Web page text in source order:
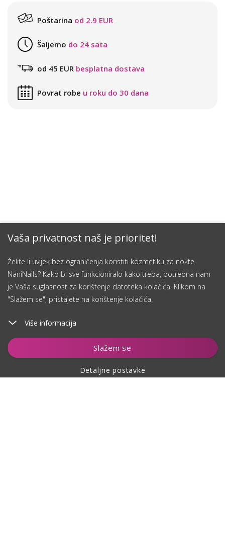
Vaša privatnost naš je prioritet!
Želite li uvijek bez ograničenja koristiti kozmetiku za nokte
NaniNails? Kako bi sve funkcioniralo kako treba, potrebna nam
je Vaša suglasnost za korištenje datoteka kolačića. Klikom na
"Slažem se", pristajete na korištenje kolačića.
Više informacija
Slažem se
Detaljne postavke
Dodaj u košaricu
Poštarina od 2.9 EUR
Šaljemo do 24 sata
od 45 EUR besplatna dostava
Povrat robe u roku do 30 dana